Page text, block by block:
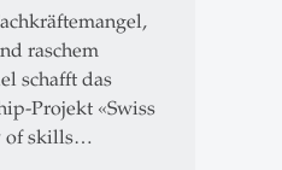
raschem
schafft das
Projekt «Swiss
of skills…